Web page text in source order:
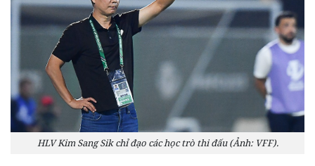
HLV Kim Sang Sik chỉ đạo các học trò thi đấu (Ảnh: VFF).